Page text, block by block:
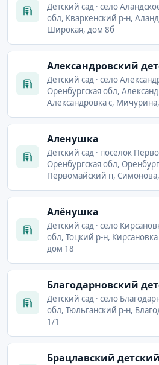
Детский сад · село
обл, Кваркенский р-н,
Широкая, дом 8б
Александровский
Детский сад · село
Оренбургская обл,
Александровка с,
Аленушка
Детский сад · поселок
Оренбургская обл,
Первомайский п,
Алёнушка
Детский сад · село
обл, Тоцкий р-н,
дом 18
Благодарновский
Детский сад · село
обл, Тюльганский р-н,
1/1
Брацлавский